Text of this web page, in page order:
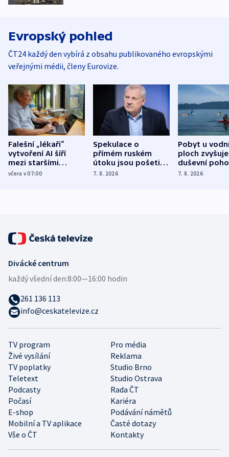
Evropský pohled
ČT24 každý den vybírá z obsahu publikovaného evropskými
veřejnými médii, členy Eurovize.
Falešní „lékaři“
vytvoření AI šíří
mezi staršími
Poláky nebezpečné
včera v 07:00
Spekulace o
přímém ruském
útoku jsou pošetilé,
míní estonský
7. 8. 2026
Pobyt u
ploch zvyšuje
duševní
ukázala
7. 8. 2026
TV program
Pro média
Živé vysílání
Reklama
TV poplatky
Studio Brno
Teletext
Studio Ostrava
Podcasty
Rada ČT
Počasí
Kariéra
E-shop
Podávání námětů
Mobilní a TV aplikace
Časté dotazy
Vše o ČT
Kontakty
Divácké centrum
každý všední den:8:00—16:00 hodin
261 136 113
info@ceskatelevize.cz